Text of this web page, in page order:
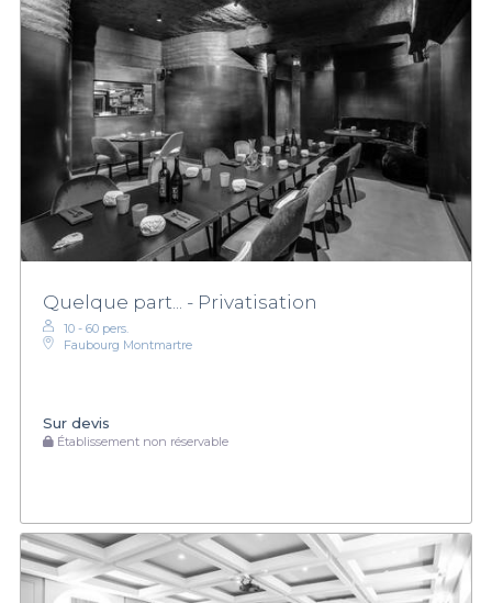
Quelque part... - Privatisation
10 - 60 pers.
Faubourg Montmartre
Sur devis
Établissement non réservable